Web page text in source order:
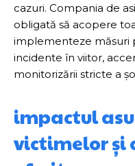
cazuri. Compania de
obligată să acopere
implementeze măsuri
incidente în viitor,
monitorizării stricte a
impactul
victimelor și